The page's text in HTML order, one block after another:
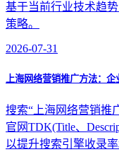
基于当前行业技术趋
策略。
2026-07-31
上海网络营销推广方法：
搜索“上海网络营销推
官网TDK(Title、
以提升搜索引擎收录